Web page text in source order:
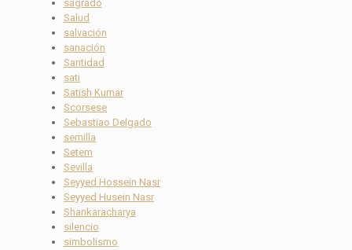
sagrado
Salud
salvación
sanación
Santidad
sati
Satish Kumar
Scorsese
Sebastiao Delgado
semilla
Setem
Sevilla
Seyyed Hossein Nasr
Seyyed Husein Nasr
Shankaracharya
silencio
simbolismo